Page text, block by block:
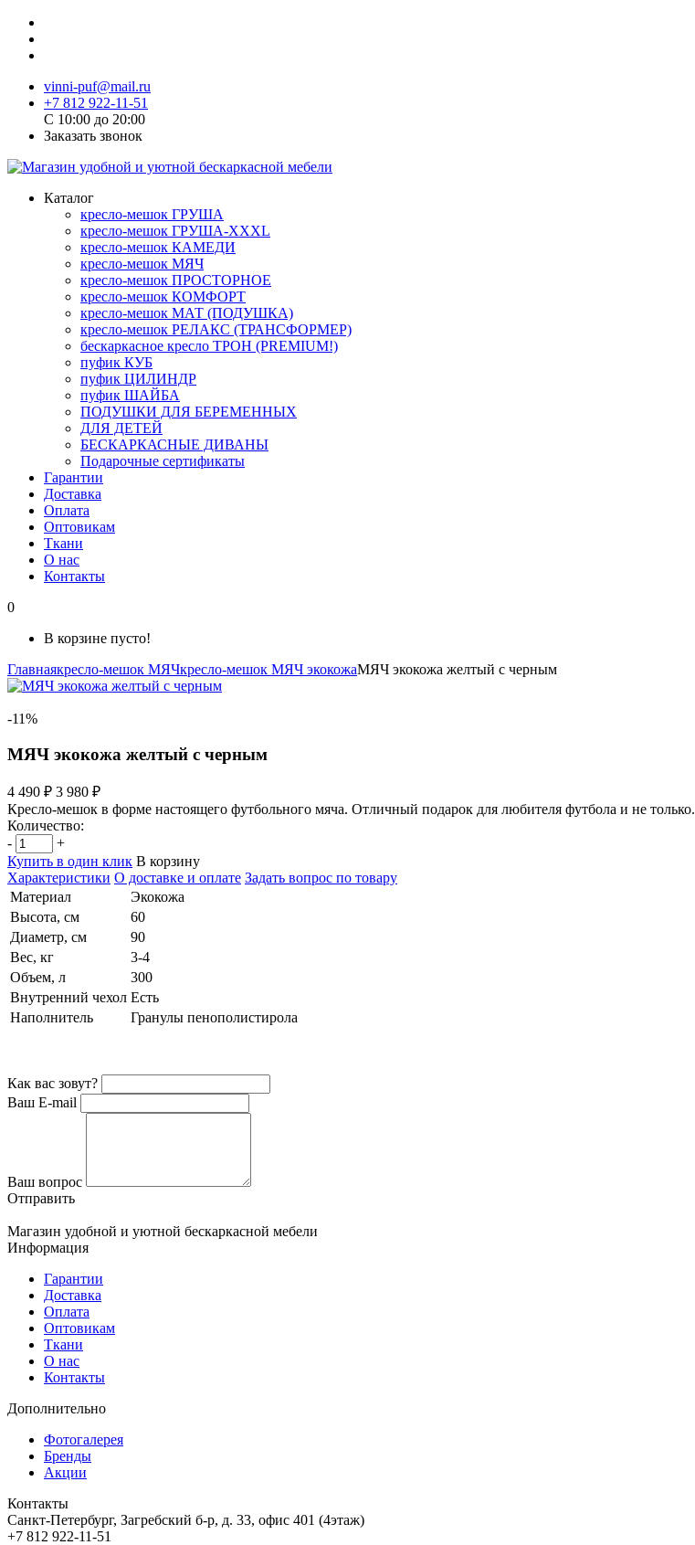
vinni-puf@mail.ru
+7 812 922-11-51
C 10:00 до 20:00
Заказать звонок
Каталог
кресло-мешок ГРУША
кресло-мешок ГРУША-XXXL
кресло-мешок КАМЕДИ
кресло-мешок МЯЧ
кресло-мешок ПРОСТОРНОЕ
кресло-мешок КОМФОРТ
кресло-мешок МАТ (ПОДУШКА)
кресло-мешок РЕЛАКС (ТРАНСФОРМЕР)
бескаркасное кресло ТРОН (PREMIUM!)
пуфик КУБ
пуфик ЦИЛИНДР
пуфик ШАЙБА
ПОДУШКИ ДЛЯ БЕРЕМЕННЫХ
ДЛЯ ДЕТЕЙ
БЕСКАРКАСНЫЕ ДИВАНЫ
Подарочные сертификаты
Гарантии
Доставка
Оплата
Оптовикам
Ткани
О нас
Контакты
0
В корзине пусто!
Главнаякресло-мешок МЯЧкресло-мешок МЯЧ экокожаМЯЧ экокожа желтый с черным
-11%
МЯЧ экокожа желтый с черным
4 490 ₽ 3 980 ₽
Кресло-мешок в форме настоящего футбольного мяча. Отличный подарок для любителя футбола и не только.
Количество:
-
+
Купить в один клик В корзину
Характеристики О доставке и оплате Задать вопрос по товару
Материал
Экокожа
Высота, см
60
Диаметр, см
90
Вес, кг
3-4
Объем, л
300
Внутренний чехол Есть
Наполнитель
Гранулы пенополистирола
Как вас зовут?
Ваш E-mail
Ваш вопрос
Отправить
Магазин удобной и уютной бескаркасной мебели
Информация
Гарантии
Доставка
Оплата
Оптовикам
Ткани
О нас
Контакты
Дополнительно
Фотогалерея
Бренды
Акции
Контакты
Санкт-Петербург, Загребский б-р, д. 33, офис 401 (4этаж)
+7 812 922-11-51